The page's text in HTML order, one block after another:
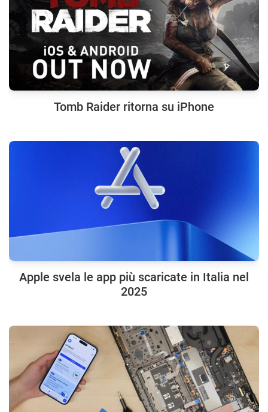
Tomb Raider ritorna su iPhone
Apple svela le app più scaricate in Italia nel
2025